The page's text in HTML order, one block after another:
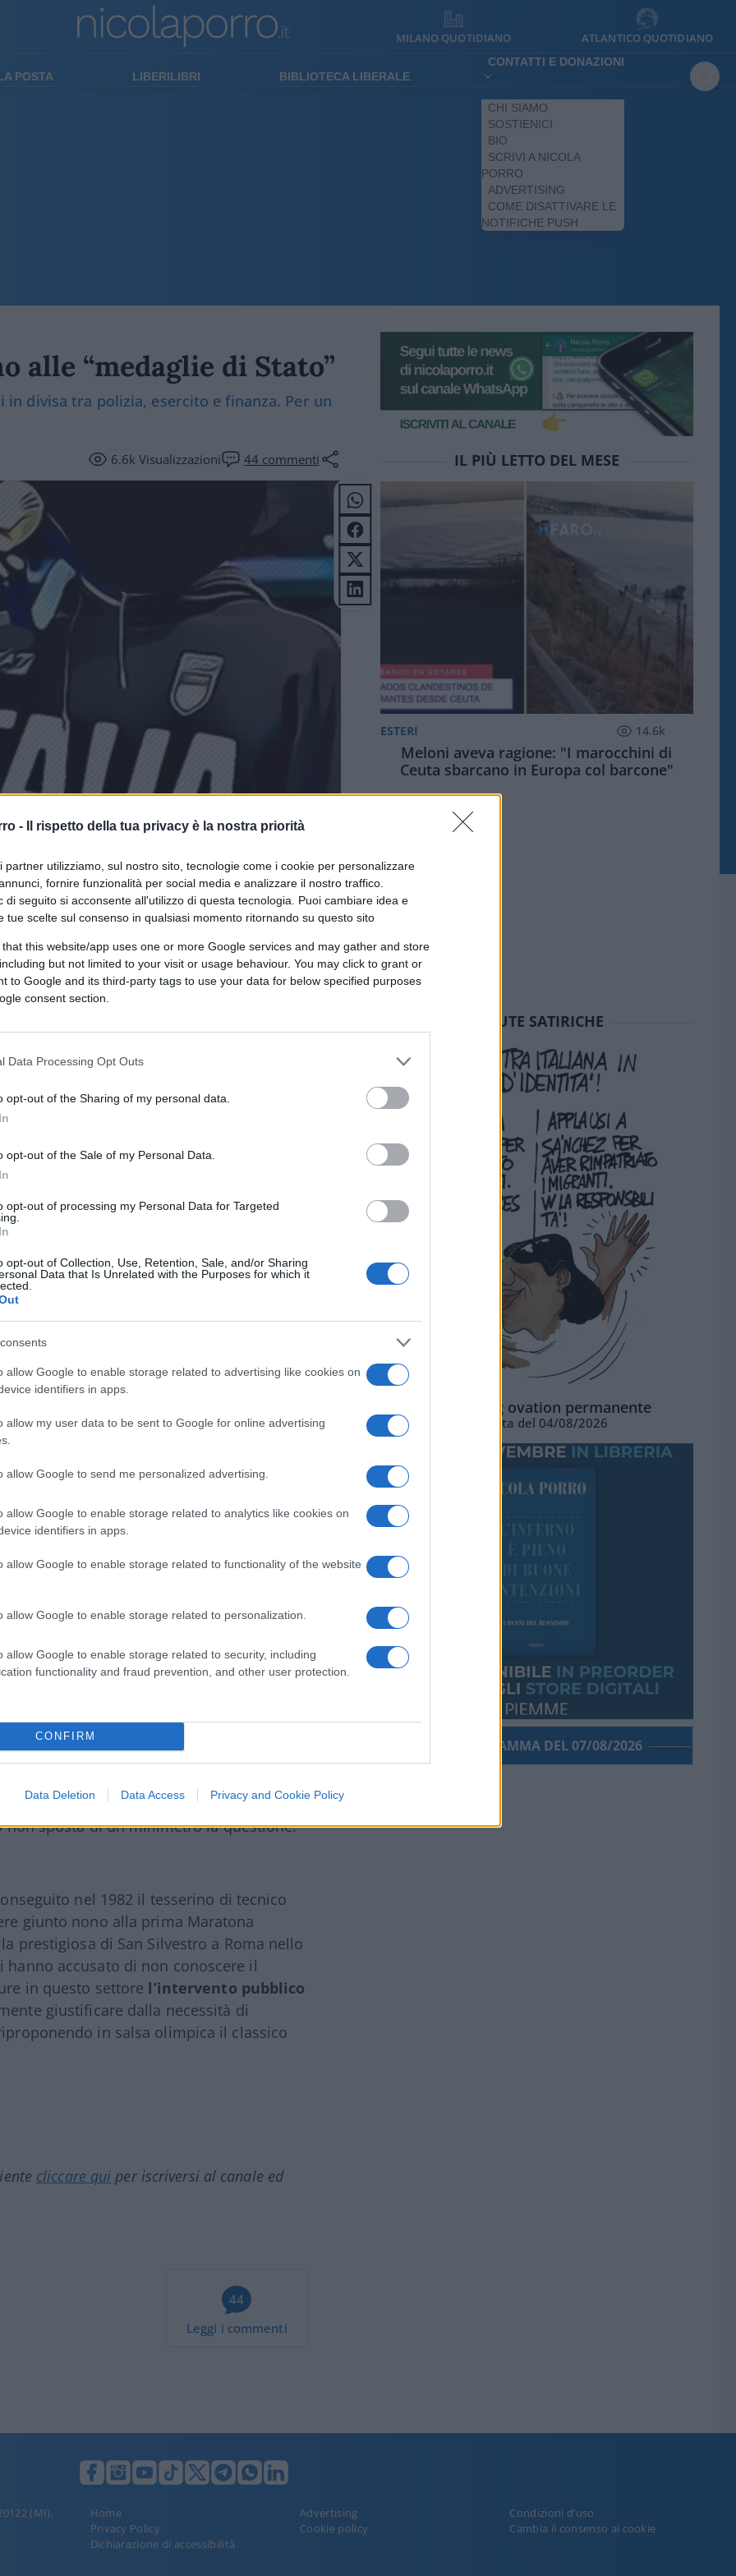
- Il rispetto della tua privacy è la nostra priorità
partner utilizziamo, sul nostro sito, tecnologie come i cookie per personalizzare
fornire funzionalità per social media e analizzare il nostro traffico.
di seguito si acconsente all'utilizzo di questa tecnologia. Puoi cambiare idea e
tue scelte sul consenso in qualsiasi momento ritornando su questo sito
that this website/app uses one or more Google services and may gather and store
but not limited to your visit or usage behaviour. You may click to grant or
to Google and its third-party tags to use your data for below specified purposes
consent section.
Data Processing Opt Outs
opt-out of the Sharing of my personal data.
opt-out of the Sale of my Personal Data.
opt-out of processing my Personal Data for Targeted
opt-out of Collection, Use, Retention, Sale, and/or Sharing
Data that Is Unrelated with the Purposes for which it
allow Google to enable storage related to advertising like cookies on
identifiers in apps.
allow my user data to be sent to Google for online advertising
allow Google to send me personalized advertising.
allow Google to enable storage related to analytics like cookies on
identifiers in apps.
allow Google to enable storage related to functionality of the website
allow Google to enable storage related to personalization.
allow Google to enable storage related to security, including
functionality and fraud prevention, and other user protection.
CONFIRM
Data Deletion Data Access Privacy and Cookie Policy
MILANO QUOTIDIANO ATLANTICO QUOTIDIANO
POSTA LIBERILIBRI BIBLIOTECA LIBERALE
CONTATTI E DONAZIONI
CHI SIAMO
SOSTIENICI
BIO
SCRIVI A NICOLA
PORRO
ADVERTISING
COME DISATTIVARE LE
NOTIFICHE PUSH
alle “medaglie di Stato”
divisa tra polizia, esercito e finanza. Per un
6.6kVisualizzazioni 44 commenti
su Google CLICCA QUI
0:00/--:--
mio articolo che trattava degli atleti in
sportiva, e non tutti di alto livello,
come è importante ricordare hanno
pubblicato da Linkiesta, emergeva già
le stellette, che nella spedizione
degli atleti, venti anni dopo, nei Giochi
che nello stesso articolo ci si chiese
Sovietica – si legge nel pezzo – dai
per valorizzare lo sport agonistico, con
eliminando gli atleti espressione di
vogliamo definire -, come i ciclisti, i
– la presenza dei
individuali e di squadra, ben 46
o di polizia: Polizia di Stato con 21
con 6 atleti, Aeronautica Militare
del Fuoco con un atleta ciascuno.
100 metri rana, senza divisa ci risulta
della Capitale: il Circolo Canottieri
non era stata celebrata la prima
pionieristica dell’attività sportiva in cui
il motore, producendo nel tempo
salvifico del nostro “caro” Leviatano
e spesso ignaro contribuente
una maglia azzurra, si annidino
non sposta di un millimetro la questione.
nel 1982 il tesserino di tecnico
giunto nono alla prima Maratona
prestigiosa di San Silvestro a Roma nello
accusato di non conoscere il
in questo settore l’intervento pubblico
giustificare dalla necessità di
in salsa olimpica il classico
cliccare qui per iscriversi al canale ed
44
Leggi i commenti
IL PIÙ LETTO DEL MESE
ESTERI 14.6k
Meloni aveva ragione: "I marocchini di
Ceuta sbarcano in Europa col barcone"
SEDUTE SATIRICHE
La standing ovation permanente
Vignetta del 04/08/2026
PORROGRAMMA DEL 07/08/2026
(MI),
Home Advertising
Condizioni d’uso
Privacy Policy
Cookie policy
Cambia il consenso ai cookie
Dichiarazione di accessibilità